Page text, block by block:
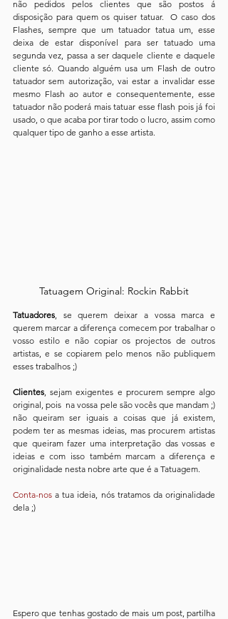
não pedidos pelos clientes que são postos á
disposição para quem os quiser tatuar.  O caso dos
Flashes, sempre que um tatuador tatua um, esse
deixa de estar disponível para ser tatuado uma
segunda vez, passa a ser daquele cliente e daquele
cliente só. Quando alguém usa um Flash de outro
tatuador sem autorização, vai estar a invalidar esse
mesmo Flash ao autor e consequentemente, esse
tatuador não poderá mais tatuar esse flash pois já foi
usado, o que acaba por tirar todo o lucro, assim como
qualquer tipo de ganho a esse artista.
Tatuagem Original: Rockin Rabbit
Tatuadores , se querem deixar a vossa marca e
querem marcar a diferença comecem por trabalhar o
vosso estilo e não copiar os projectos de outros
artistas, e se copiarem pelo menos não publiquem
esses trabalhos ;)
Clientes , sejam exigentes e procurem sempre algo
original, pois  na vossa pele são vocês que mandam ;)
não queiram ser iguais a coisas que já existem,
podem ter as mesmas ideias, mas procurem artistas
que queiram fazer uma interpretação das vossas e
ideias e com isso também marcam a diferença e
originalidade nesta nobre arte que é a Tatuagem.
Conta-nos a tua ideia, nós tratamos da originalidade
dela ;)
Espero que tenhas gostado de mais um post, partilha